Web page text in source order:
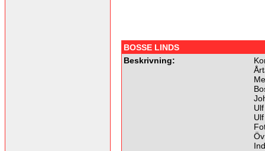
BOSSE LINDS
Beskrivning: